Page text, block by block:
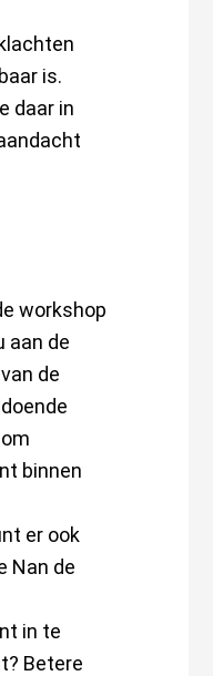
is.
daar in
workshop
aan de
de
binnen
er ook
Nan de
in te
Betere